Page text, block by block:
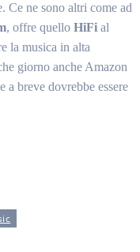
Ce ne sono altri come ad
, offre quello HiFi al
la musica in alta
giorno anche Amazon
a breve dovrebbe essere